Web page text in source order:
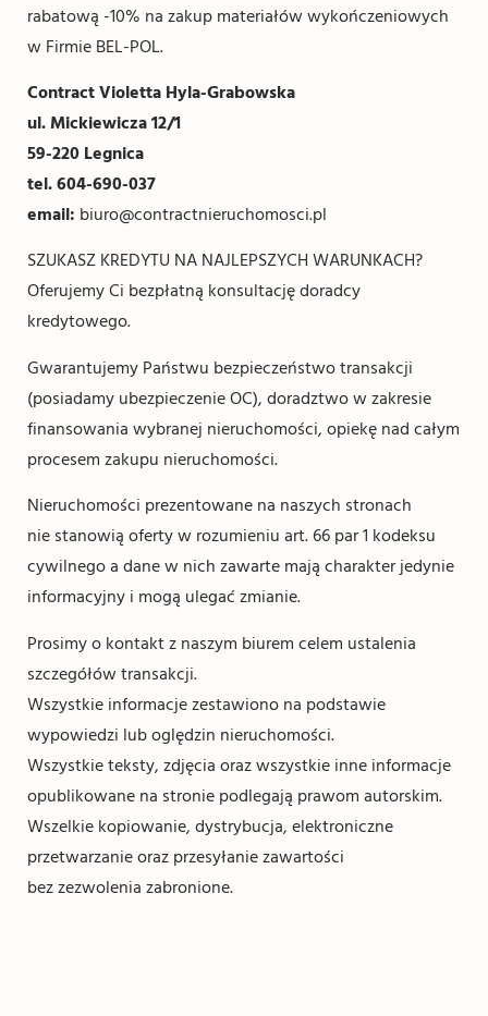
rabatową -10% na zakup materiałów wykończeniowych
w Firmie BEL-POL.
Contract Violetta Hyla-Grabowska
ul. Mickiewicza 12/1
59-220 Legnica
tel. 604-690-037
email: biuro@contractnieruchomosci.pl
SZUKASZ KREDYTU NA NAJLEPSZYCH WARUNKACH?
Oferujemy Ci bezpłatną konsultację doradcy
kredytowego.
Gwarantujemy Państwu bezpieczeństwo transakcji
(posiadamy ubezpieczenie OC), doradztwo w zakresie
finansowania wybranej nieruchomości, opiekę nad całym
procesem zakupu nieruchomości.
Nieruchomości prezentowane na naszych stronach
nie stanowią oferty w rozumieniu art. 66 par 1 kodeksu
cywilnego a dane w nich zawarte mają charakter jedynie
informacyjny i mogą ulegać zmianie.
Prosimy o kontakt z naszym biurem celem ustalenia
szczegółów transakcji.
Wszystkie informacje zestawiono na podstawie
wypowiedzi lub oględzin nieruchomości.
Wszystkie teksty, zdjęcia oraz wszystkie inne informacje
opublikowane na stronie podlegają prawom autorskim.
Wszelkie kopiowanie, dystrybucja, elektroniczne
przetwarzanie oraz przesyłanie zawartości
bez zezwolenia zabronione.